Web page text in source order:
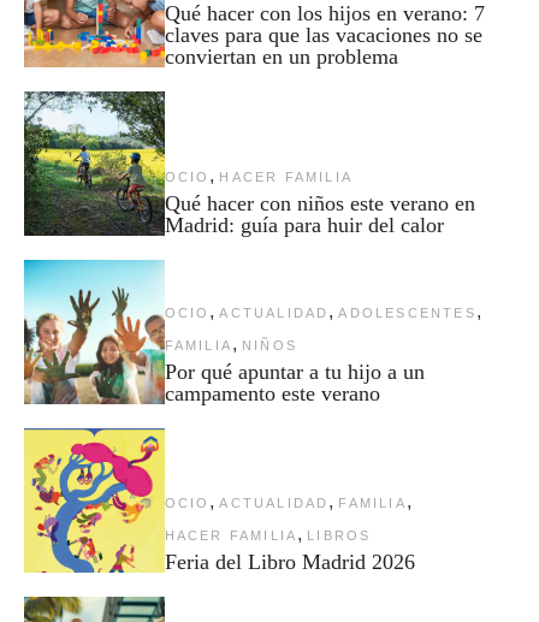
Qué hacer con los hijos en verano: 7
claves para que las vacaciones no se
conviertan en un problema
OCIO , HACER FAMILIA
Qué hacer con niños este verano en
Madrid: guía para huir del calor
OCIO , ACTUALIDAD , ADOLESCENTES ,
FAMILIA , NIÑOS
Por qué apuntar a tu hijo a un
campamento este verano
OCIO , ACTUALIDAD , FAMILIA ,
HACER FAMILIA , LIBROS
Feria del Libro Madrid 2026